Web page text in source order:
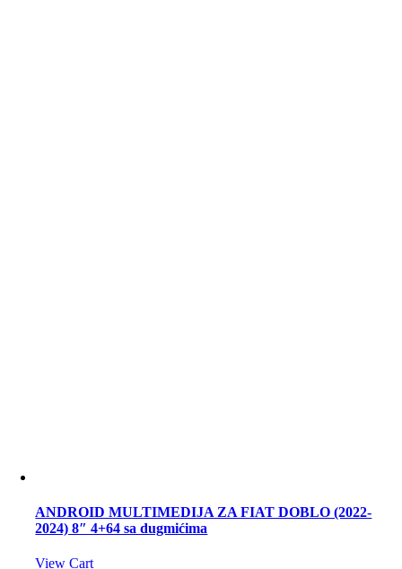
ANDROID MULTIMEDIJA ZA FIAT DOBLO (2022-
2024) 8″ 4+64 sa dugmićima
View Cart